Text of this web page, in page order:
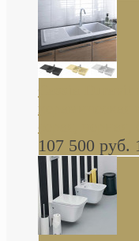
керамическая
серая,
107 500 руб.